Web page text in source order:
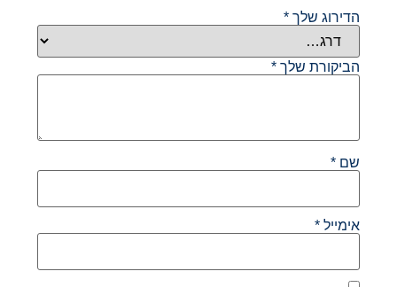
הדירוג שלך*
הביקורת שלך*
שם*
אימייל*